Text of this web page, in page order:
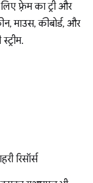
फ़्रेम का ट्री और
माउस, कीबोर्ड, और
रिसॉर्स